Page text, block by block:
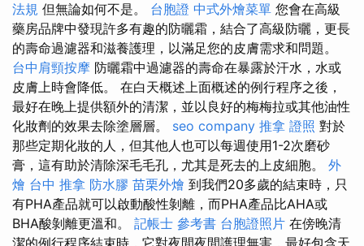
法規 但無論如何不是。 台胞證 中式外燴菜單 您會在高級
藥房品牌中發現許多有趣的防曬霜，結合了高級防曬，更長
的壽命過濾器和滋養護理，以滿足您的皮膚需求和問題。
台中肩頸按摩 防曬霜中過濾器的壽命在暴露於汗水，水或
皮膚上時會降低。 在白天概述上面概述的例行程序之後，
最好在晚上提供額外的清潔，並以良好的梅梅拉或其他油性
化妝劑的效果去除塗層層。 seo company 推拿 證照 對於
那些定期化妝的人，但其他人也可以每週使用1-2次磨砂
膏，這有助於清除深毛毛孔，尤其是死去的上皮細胞。 外
燴 台中 推拿 防水膠 苗栗外燴 到我們20多歲的結束時，只
有PHA產品就可以啟動酸性剝離，而PHA產品比AHA或
BHA酸剝離更溫和。 記帳士 參考書 台胞證照片 在傍晚清
潔的例行程序結束時，它對夜間夜間護理無害，最好包含天